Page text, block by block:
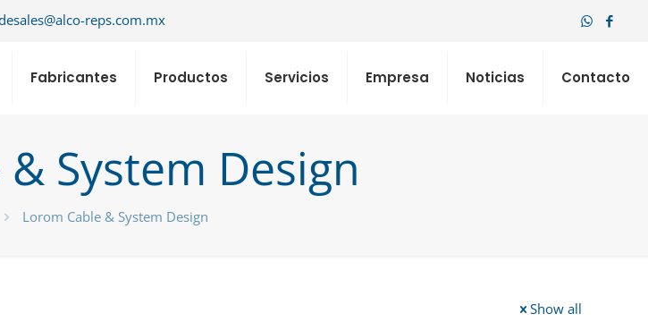
reps.com.mx
Fabricantes Productos Servicios Empresa Noticias Contacto
System Design
Lorom Cable & System Design
Show all